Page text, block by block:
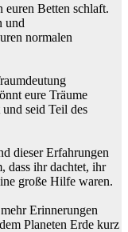
Betten schlaft.
und
normalen
eure Träume
seid Teil des
dieser Erfahrungen
dass ihr dachtet, ihr
große Hilfe waren.
Erinnerungen
Planeten Erde kurz